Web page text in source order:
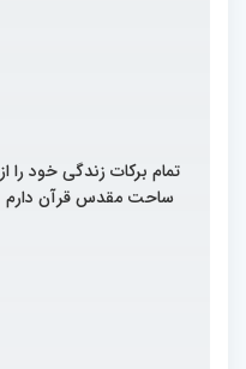
تمام برکات زندگی خود را از
ساحت مقدس قرآن دارم